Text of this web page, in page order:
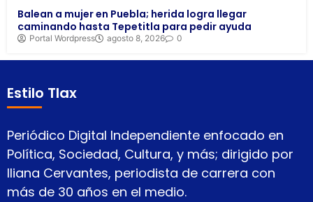
Balean a mujer en Puebla; herida logra llegar
caminando hasta Tepetitla para pedir ayuda
Portal Wordpress agosto 8, 2026 0
Estilo Tlax
Periódico Digital Independiente enfocado en
Política, Sociedad, Cultura, y más; dirigido por
Iliana Cervantes, periodista de carrera con
más de 30 años en el medio.